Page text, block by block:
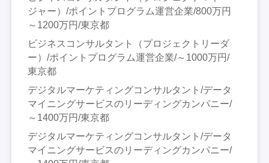
ジャー）/ポイントプログラム運営企業/800万円
～1200万円/東京都
ビジネスコンサルタント（プロジェクトリーダ
ー）/ポイントプログラム運営企業/～1000万円/
東京都
デジタルマーケティングコンサルタント/データ
マイニングサービスのリーディングカンパニー/
～1400万円/東京都
デジタルマーケティングコンサルタント/データ
マイニングサービスのリーディングカンパニー/